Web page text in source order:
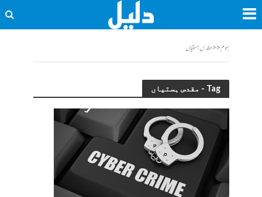
ہوم<<مقدس ہستیاں
Tag - مقدس ہستیاں